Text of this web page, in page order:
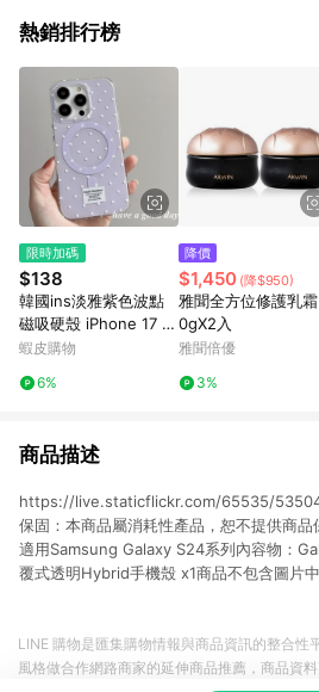
熱銷排行榜
限時加碼
$138
韓國ins淡雅紫色波點
磁吸硬殼 iPhone 17 Pr
o Max 15 14 13 手機
蝦皮購物
6%
降價
$1,450 (降$950)
雅聞全方位修護乳
0gX2入
雅聞倍優
3%
商品描述
https://live.staticflickr.com/65535/
保固：本商品屬消耗性產品，恕不提供商品
適用Samsung Galaxy S24系列內容物：
覆式透明Hybrid手機殼 x1商品不包含圖片
LINE 購物是匯集購物情報與商品資訊的整合性
風格做合作網路商家的延伸商品推薦，商品資